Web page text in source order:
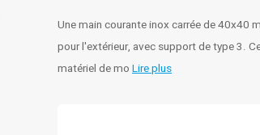
Une main courante inox carrée de 40x40
pour l'extérieur, avec support de type 3.
matériel de mo Lire plus